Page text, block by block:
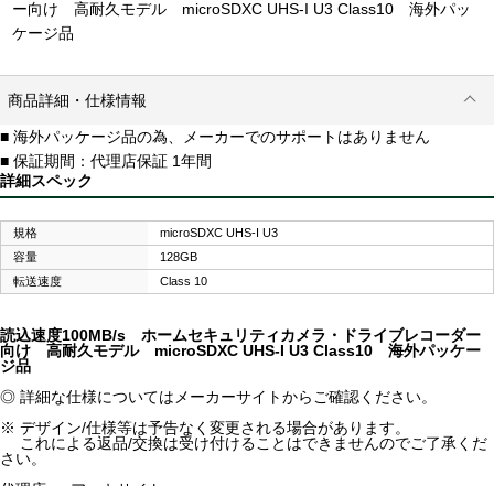
ー向け 高耐久モデル microSDXC UHS-I U3 Class10 海外パッ
ケージ品
商品詳細・仕様情報
■ 海外パッケージ品の為、メーカーでのサポートはありません
■ 保証期間：代理店保証 1年間
詳細スペック
規格
microSDXC UHS-I U3
容量
128GB
転送速度
Class 10
読込速度100MB/s ホームセキュリティカメラ・ドライブレコーダー
向け 高耐久モデル microSDXC UHS-I U3 Class10 海外パッケー
ジ品
◎ 詳細な仕様についてはメーカーサイトからご確認ください。
※ デザイン/仕様等は予告なく変更される場合があります。
これによる返品/交換は受け付けることはできませんのでご了承くだ
さい。